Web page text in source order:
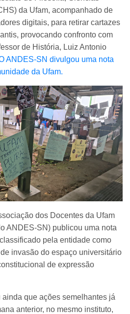
da Ufam, acompanhado de
digitais, para retirar cartazes
provocando confronto com
de História, Luiz Antonio
ANDES-SN divulgou uma nota
da Ufam.
dos Docentes da Ufam
ANDES-SN) publicou uma nota
pela entidade como
invasão do espaço universitário
de expressão
que ações semelhantes já
anterior, no mesmo instituto,